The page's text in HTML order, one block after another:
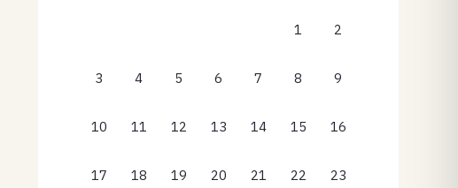
1 2
3 4 5 6 7 8 9
10 11 12 13 14 15 16
17 18 19 20 21 22 23